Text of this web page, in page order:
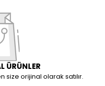
ÜRÜNLER
size orijinal olarak satılır.